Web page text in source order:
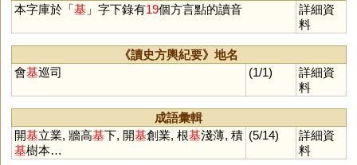
本字庫於「基」字下錄有19個方言點的讀音
詳細資
料
《讀史方輿紀要》地名
會基巡司 (1/1)
詳細資
料
成語彙輯
開基立業, 牆高基下, 開基創業, 根基淺薄, 積
基樹本…
(5/14)
詳細資
料